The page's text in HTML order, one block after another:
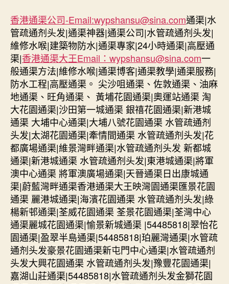
香港通渠公司-Email:wypshansu@sina.com通渠|水
管疏通剂头发|通渠神器|通渠公司|水管疏通剂头发|
維修水喉|建築物防水|通渠專家|24小時通渠|高壓通
渠|香港通渠大王Email：wypshansu@sina.com一
般通渠方法|維修水喉|通渠博客|通渠教學|通渠服務|
防水工程|高壓通渠。 尖沙咀通渠、佐敦通渠、油麻
地通渠、旺角通渠、 黃埔花園通渠|奧運站通渠 淘
大花園通渠|沙田第一城通渠 銀禧花園通渠|新港城
通渠 大埔中心通渠|大埔八號花園通渠 水管疏通剂
头发|太湖花園通渠|牽情間通渠 水管疏通剂头发|花
都廣場通渠|維景灣畔通渠|水管疏通剂头发 新都城
通渠|新港城通渠 水管疏通剂头发|東港城通渠|將軍
澳中心通渠 將軍澳廣場通渠|天晉通渠日出康城通
渠|蔚藍灣畔通渠香港通渠大王映灣園通渠匯景花園
通渠 麗港城通渠|海濱花園通渠 水管疏通剂头发|綠
楊新邨通渠|荃威花園通渠 荃景花園通渠|荃灣中心
通渠麗城花園通渠|愉景新城通渠 |54485818|翠怡花
園通渠|盈翠半島通渠|54485818|珀麗灣通渠|水管疏
通剂头发豪景花園通渠新屯門中心通渠|水管疏通剂
头发大興花園通渠 水管疏通剂头发|豫豐花園通渠|
嘉湖山莊通渠|54485818|水管疏通剂头发金獅花園